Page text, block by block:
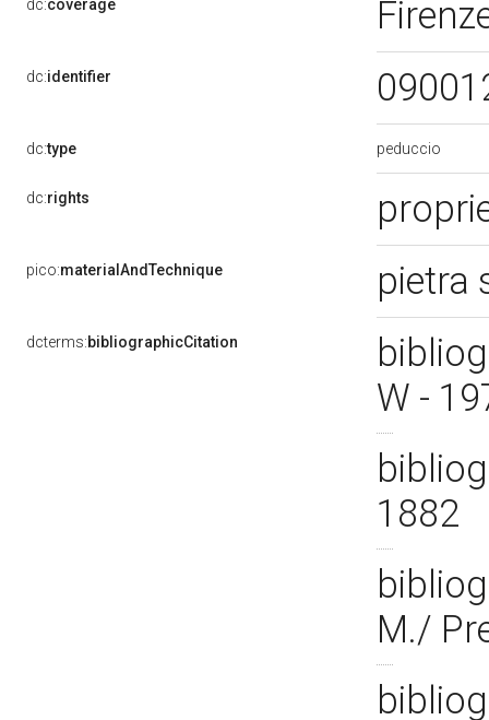
dc:coverage
dc:identifier
dc:type peduccio
dc:rights
pico:materialAndTechnique pietra
dcterms:bibliographicCitation
W -
1882
M./